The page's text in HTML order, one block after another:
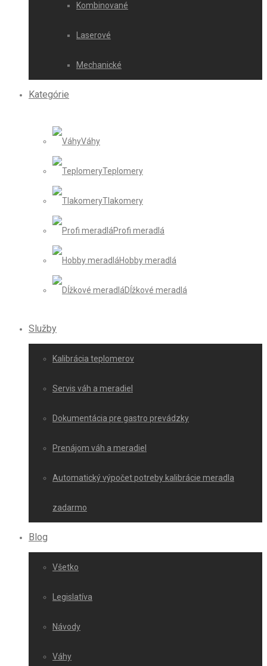
Kombinované
Laserové
Mechanické
Kategórie
Váhy
Teplomery
Tlakomery
Profi meradlá
Hobby meradlá
Dĺžkové meradlá
Služby
Kalibrácia teplomerov
Servis váh a meradiel
Dokumentácia pre gastro prevádzky
Prenájom váh a meradiel
Automatický výpočet potreby kalibrácie meradla
zadarmo
Blog
Všetko
Legislatíva
Návody
Váhy